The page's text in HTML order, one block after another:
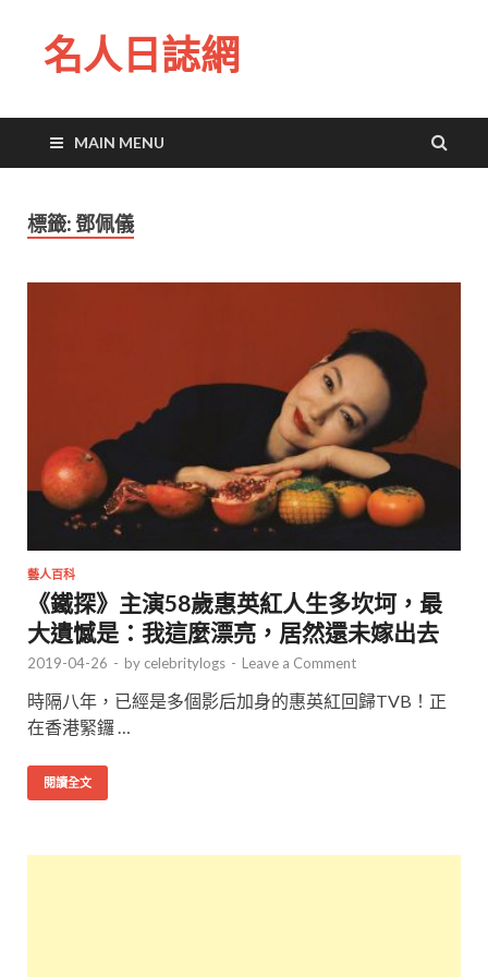
名人日誌網
MAIN MENU
標籤: 鄧佩儀
藝人百科
《鐵探》主演58歲惠英紅人生多坎坷，最
大遺憾是：我這麼漂亮，居然還未嫁出去
2019-04-26 - by celebritylogs - Leave a Comment
時隔八年，已經是多個影后加身的惠英紅回歸TVB！正
在香港緊鑼 …
閱讀全文